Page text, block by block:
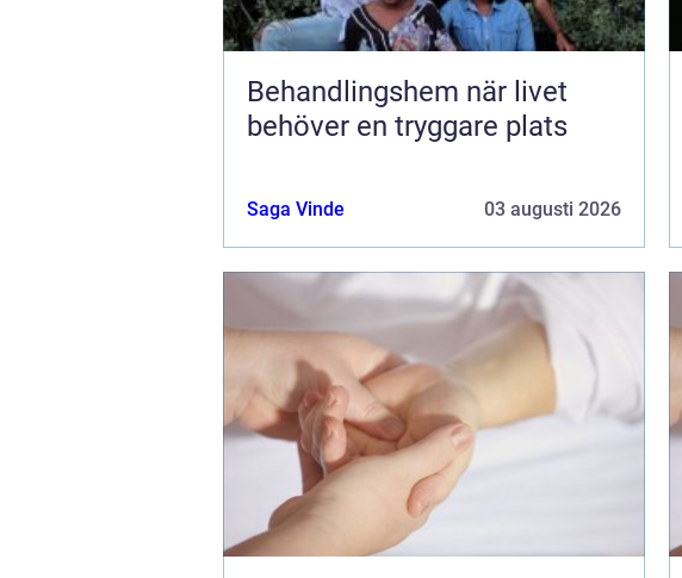
Behandlingshem när livet
behöver en tryggare plats
Saga Vinde 03 augusti 2026